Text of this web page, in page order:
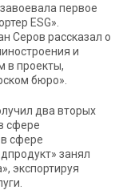
первое
ESG».
Серов рассказал о
и
в проекты,
бюро».
два вторых
сфере
сфере
занял
экспортируя